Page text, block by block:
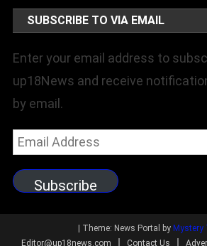
SUBSCRIBE TO VIA EMAIL
Enter your email address to
up18News and receive
by email.
Email
Subscribe
Theme: News Portal by Mystery
Editor@up18news.com
Contact Us